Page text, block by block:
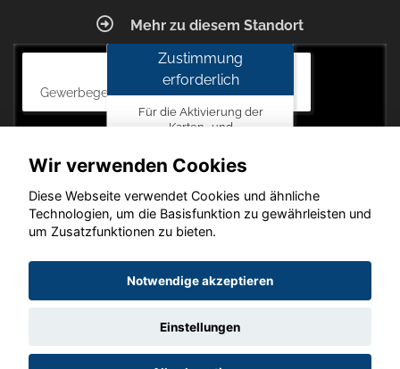
Mehr zu diesem Standort
Autohaus Blunck
Gewerbegebiet am Mastweg 7, 18356 Barth
Zustimmung
erforderlich
Für die Aktivierung der
Karten- und
Zustimmung zu den
Datenschutzrichtlinien vom
Drittanbieter Google LLC
erforderlich.
Zustimmen
und
aktivieren
Copyright © 2026. Autohaus Blunck
Wir verwenden Cookies
Diese Webseite verwendet Cookies und ähnliche
Technologien, um die Basisfunktion zu gewährleisten und
um Zusatzfunktionen zu bieten.
Notwendige akzeptieren
Einstellungen